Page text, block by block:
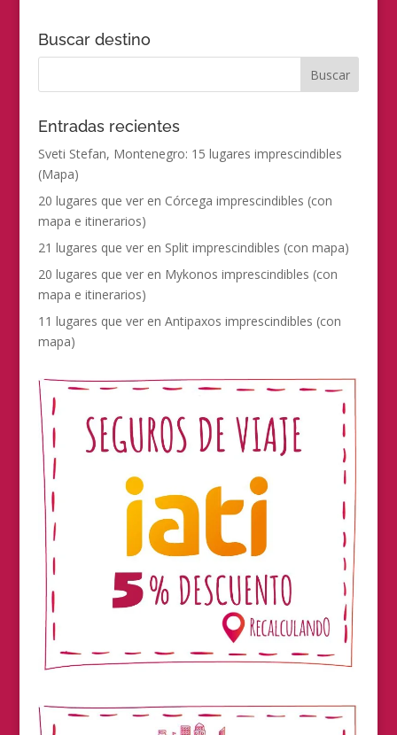
Buscar destino
Entradas recientes
Sveti Stefan, Montenegro: 15 lugares imprescindibles
(Mapa)
20 lugares que ver en Córcega imprescindibles (con
mapa e itinerarios)
21 lugares que ver en Split imprescindibles (con mapa)
20 lugares que ver en Mykonos imprescindibles (con
mapa e itinerarios)
11 lugares que ver en Antipaxos imprescindibles (con
mapa)